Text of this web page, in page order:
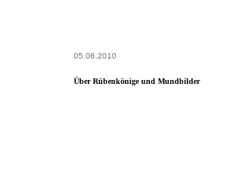
05.06.2010
Über Rübenkönige und Mundbilder